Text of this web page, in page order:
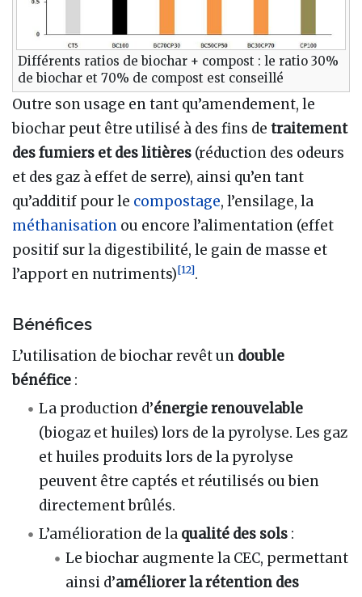
Différents ratios de biochar + compost : le ratio 30%
de biochar et 70% de compost est conseillé
Outre son usage en tant qu’amendement, le
biochar peut être utilisé à des fins de traitement
des fumiers et des litières (réduction des odeurs
et des gaz à effet de serre), ainsi qu’en tant
qu’additif pour le compostage, l’ensilage, la
méthanisation ou encore l’alimentation (effet
positif sur la digestibilité, le gain de masse et
l’apport en nutriments)[12].
Bénéfices
L’utilisation de biochar revêt un double
bénéfice :
La production d’énergie renouvelable
(biogaz et huiles) lors de la pyrolyse. Les gaz
et huiles produits lors de la pyrolyse
peuvent être captés et réutilisés ou bien
directement brûlés.
L’amélioration de la qualité des sols :
Le biochar augmente la CEC, permettant
ainsi d’améliorer la rétention des